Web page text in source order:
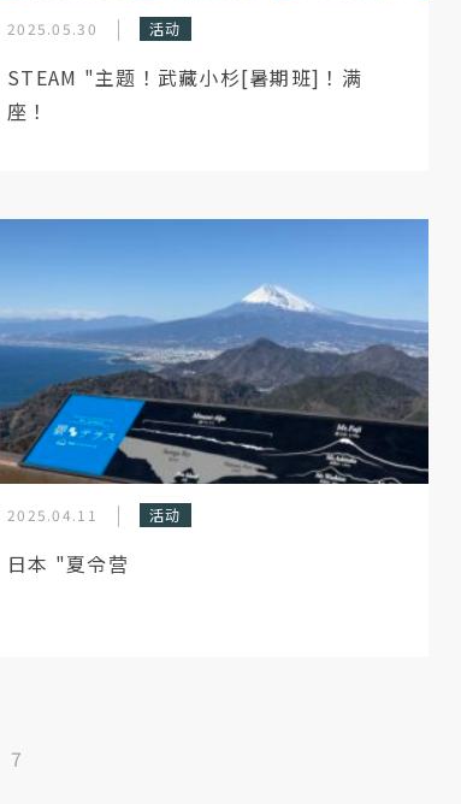
2025.05.30 活动
STEAM "主题！武藏小杉[暑期班]！满
座！
2025.04.11 活动
日本 "夏令营
7